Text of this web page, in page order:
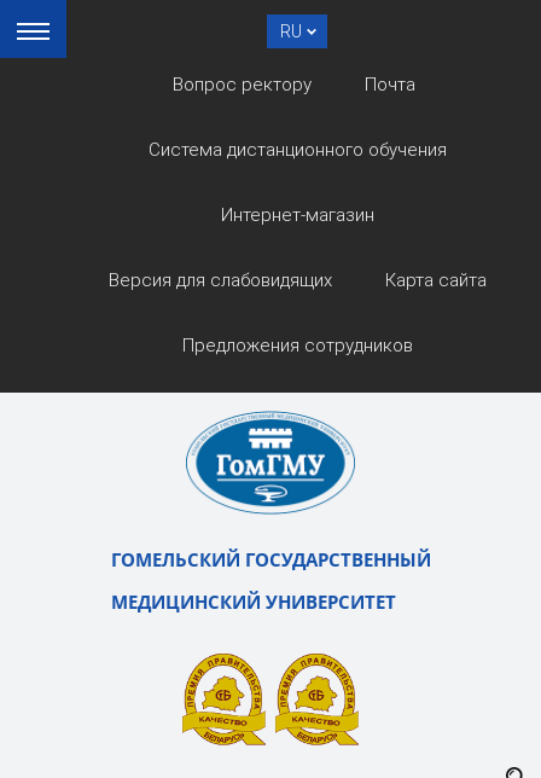
RU
Вопрос ректору Почта
Система дистанционного обучения
Интернет-магазин
Версия для слабовидящих Карта сайта
Предложения сотрудников
ГОМЕЛЬСКИЙ ГОСУДАРСТВЕННЫЙ
МЕДИЦИНСКИЙ УНИВЕРСИТЕТ